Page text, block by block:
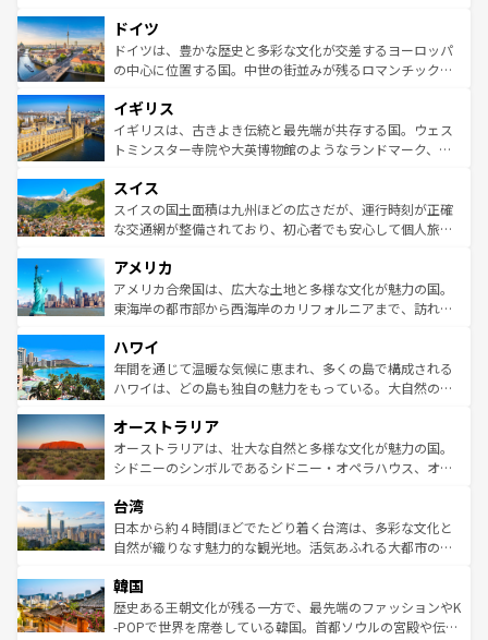
せる。地方によって風土や気候が異なるスペインはその個
性で訪れる人を魅了する。 なお、新着のスペイン情報は コ
ンテンツ一覧を参照してほしい。
で、幅広い魅力が詰まっている。華麗な宮殿、歴史的な大
聖堂、美しいビーチ、そして豊かな自然が、訪れる者を心
から魅了する。また、フランスは美食の国としても知ら
いる。シャンパンの発祥地であるランス、プロヴァンスの
香り高いラベンダー畑など、多彩な楽しみ方が可能だ。さ
らに、パリ以外の地域にも魅力が溢れており、どの街角に
れる地方に足を運ぶとそれぞれで全く異なる文化を体験で
きるだろう。 なお、新着のフランス情報はコンテンツ一覧
を参照してほしい。
ドイツ
ドイツは、豊かな歴史と多彩な文化が交差するヨーロッパ
の中心に位置する国。中世の街並みが残るロマンチック街
顔を持つこの国は、どこを歩いても飽きることがない。ベ
ルリンの文化的活気、バイエルン州のアルプスの絶景、そ
してライン川沿いのワイン畑といった風景は必見。ビール
は、お酒好きな人にはぜひ体験してほしい。 なお、新着の
ドイツ情報はコンテンツ一覧を参照してほしい。
イギリス
イギリスは、古きよき伝統と最先端が共存する国。ウェス
トミンスター寺院や大英博物館のようなランドマーク、歴
リアごとに異なる魅力がある。また、優雅なアフタヌーン
ティー、ビール好きにはたまらない英国パブ、サッカー観
戦など、本場だからこそできる体験も豊富。イギリスを旅
ンツ一覧を参照してほしい。
スイス
スイスの国土面積は九州ほどの広さだが、運行時刻が正確
な交通網が整備されており、初心者でも安心して個人旅行
の建物がそのまま残る町や、スイスならではのユニークな
博物館もあり、アルプス観光だけでなく町歩きも満喫する
ことができる。国民の所得が高いため物価も高いが、旅行
ば市内交通費無料で観光を楽しむこともできる。 なお、新
着のスイス情報はコンテンツ一覧 を参照してほしい。
アメリカ
アメリカ合衆国は、広大な土地と多様な文化が魅力の国。
東海岸の都市部から西海岸のカリフォルニアまで、訪れる
のような巨大都市は、観光、ショッピング、エンターテイ
ンメントが詰まった刺激的なスポットだ。一方、アメリカ
西部には大自然が広がり、グランドキャニオンやイエロー
部のニューオーリンズでは、音楽と美食が融合した独特の
文化が魅力。旅行者はアメリカの各地域で異なる魅力を楽
しみながら、その多様性と豊かな歴史を感じることができ
ならではの贅沢な旅のスタイルだ。 なお、新着のアメリカ
情報はコンテンツ一覧を参照してほしい。
ハワイ
年間を通じて温暖な気候に恵まれ、多くの島で構成される
ハワイは、どの島も独自の魅力をもっている。大自然の神
ワイ島は見逃せない。また、定番の観光地といえばオアフ
島だが、静かな自然を求めるならマウイ島やカウアイ島が
おすすめ。エメラルドグリーンに輝く海をはじめ、豊かな
れるおもてなしの心で訪れる人々を迎えてくれるハワイの
人々、おいしいローカルフードやハワイアンミュージッ
ク、伝統的なフラダンスなど、すべてがハワイの魅力を彩
ワイを、存分に味わってほしい。 なお、新着のハワイ情報
はコンテンツ一覧を参照してほしい。
オーストラリア
オーストラリアは、壮大な自然と多様な文化が魅力の国。
シドニーのシンボルであるシドニー・オペラハウス、オー
リアリーフや大陸中央部にそびえるウルル（エアーズロッ
ク）、タスマニアの美しい原生林やケアンズの熱帯雨林な
ど、見どころがたくさん。また、カフェやワイン、オージ
いる。アクティビティも充実しており、サーフィンやダイ
ビング、ハイキングなど、アウトドア好きにはたまらな
い。オーストラリアの多彩な魅力を存分に味わいつくそ
台湾
日本から約４時間ほどでたどり着く台湾は、多彩な文化と
自然が織りなす魅力的な観光地。活気あふれる大都市の台
ン）、静ひつな山岳地帯である台湾東部など、都市の喧騒
と山間の静けさが共存しており、訪れる人に新しい発見と
驚きをもたらしてくれる。また、奥深い台湾の食文化も魅
韓国
歴史ある王朝文化が残る一方で、最先端のファッションやK
-POPで世界を席巻している韓国。首都ソウルの宮殿や伝統